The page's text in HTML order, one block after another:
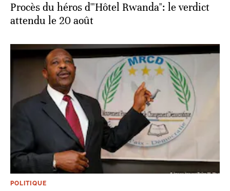
Procès du héros d'"Hôtel Rwanda": le verdict
attendu le 20 août
POLITIQUE